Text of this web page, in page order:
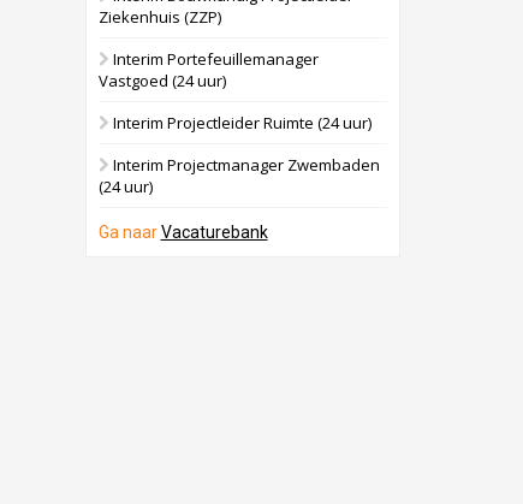
Ziekenhuis (ZZP)
Interim Portefeuillemanager
Vastgoed (24 uur)
Interim Projectleider Ruimte (24 uur)
Interim Projectmanager Zwembaden
(24 uur)
Ga naarVacaturebank